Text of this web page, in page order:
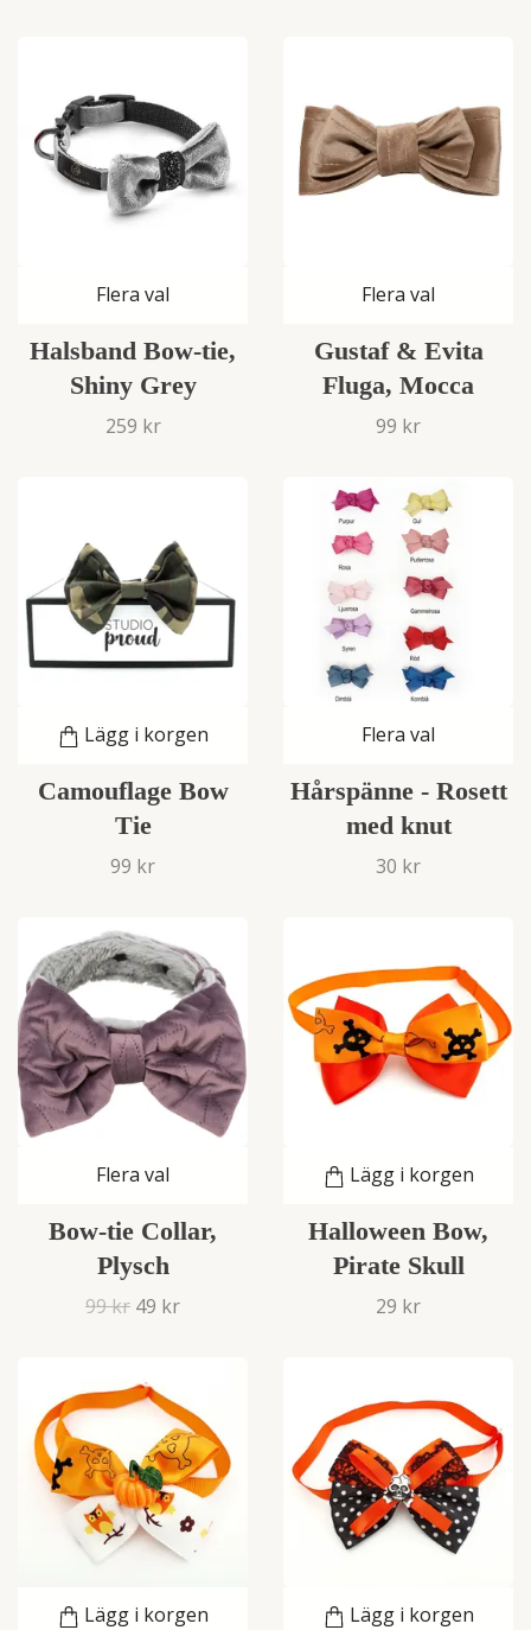
Flera val
Halsband Bow-tie,
Shiny Grey
259 kr
Flera val
Gustaf & Evita
Fluga, Mocca
99 kr
Lägg i korgen
Camouflage Bow
Tie
99 kr
Flera val
Hårspänne - Rosett
med knut
30 kr
Flera val
Bow-tie Collar,
Plysch
99 kr 49 kr
Lägg i korgen
Halloween Bow,
Pirate Skull
29 kr
Lägg i korgen Lägg i korgen